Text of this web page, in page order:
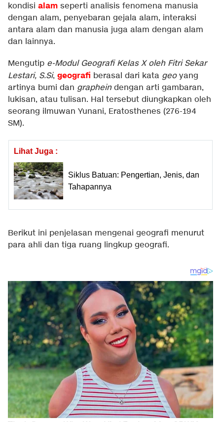
kondisi alam seperti analisis fenomena manusia
dengan alam, penyebaran gejala alam, interaksi
antara alam dan manusia juga alam dengan alam
dan lainnya.
Mengutip e-Modul Geografi Kelas X oleh Fitri Sekar
Lestari, S.Si, geografi berasal dari kata geoyang
artinya bumi dan grapheindengan arti gambaran,
lukisan, atau tulisan. Hal tersebut diungkapkan oleh
seorang ilmuwan Yunani, Eratosthenes (276-194
SM).
Lihat Juga :
Siklus Batuan: Pengertian, Jenis, dan
Tahapannya
Berikut ini penjelasan mengenai geografi menurut
para ahli dan tiga ruang lingkup geografi.